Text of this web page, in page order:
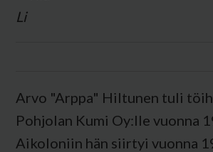
Arvo "Arppa" Hiltunen tuli
Pohjolan Kumi Oy:lle vuonna
Aikoloniin hän siirtyi vuonna